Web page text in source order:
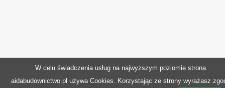
W celu świadczenia usług na najwyższym poziomie strona
aidabudownictwo.pl używa Cookies. Korzystając ze strony wyrażasz